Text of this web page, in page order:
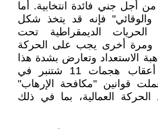
أجل جني فائدة انتخابية. أما
والوقائي" فإنه قد يتخذ شكل
الديمقراطية تحت
ومرة أخرى يجب على الحركة
الاستعداد وتعارض بشدة هذا
الأمر. وكما رأينا في أعقاب هجمات 11 شتنبر في
قوانين "مكافحة الإرهاب"
العمالية، بما في ذلك